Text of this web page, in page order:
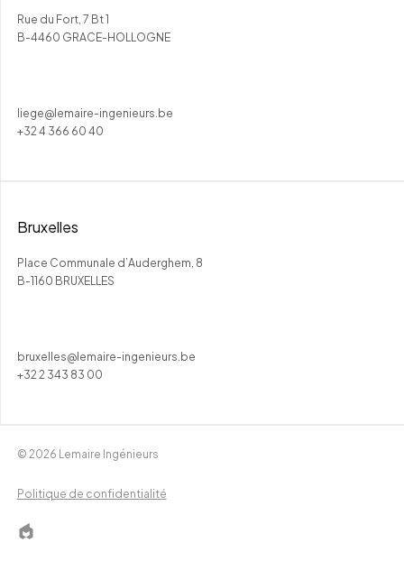
Rue du Fort, 7 Bt 1
B-4460 GRACE-HOLLOGNE
liege@lemaire-ingenieurs.be
+32 4 366 60 40
Bruxelles
Place Communale d’Auderghem, 8
B-1160 BRUXELLES
bruxelles@lemaire-ingenieurs.be
+32 2 343 83 00
© 2026 Lemaire Ingénieurs
Politique de confidentialité
EPIC